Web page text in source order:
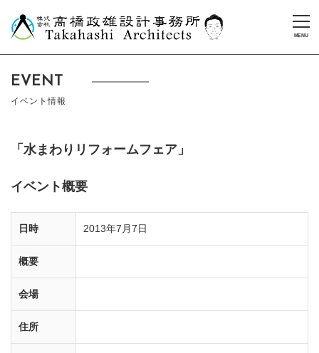
EVENT
イベント情報
「水まわりリフォームフェア」
イベント概要
日時 2013年7月7日
概要
会場
住所